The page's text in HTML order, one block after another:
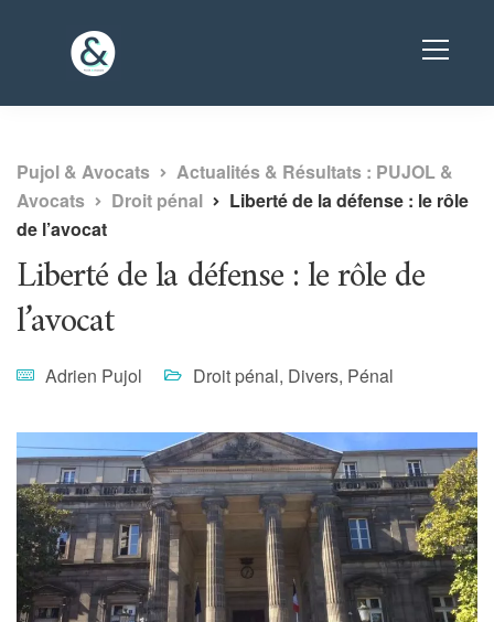
Pujol & Avocats
Actualités & Résultats : PUJOL &
Avocats
Droit pénal
Liberté de la défense : le rôle
de l’avocat
Liberté de la défense : le rôle de
l’avocat
Adrien Pujol Droit pénal, Divers, Pénal